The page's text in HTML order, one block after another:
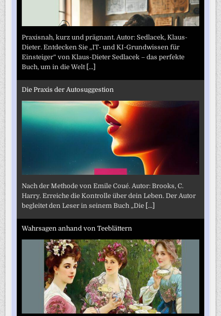
Praxisnah, kurz und prägnant. Autor: Sedlacek, Klaus-
Dieter. Entdecken Sie „IT- und KI-Grundwissen für
Einsteiger“ von Klaus-Dieter Sedlacek – das perfekte
Buch, um in die Welt [...]
Die Praxis der Autosuggestion
Nach der Methode von Emile Coué. Autor: Brooks, C.
Harry. Erreiche die Kontrolle über dein Leben. Der Autor
begleitet den Leser in seinem Buch „Die [...]
Wahrsagen anhand von Teeblättern